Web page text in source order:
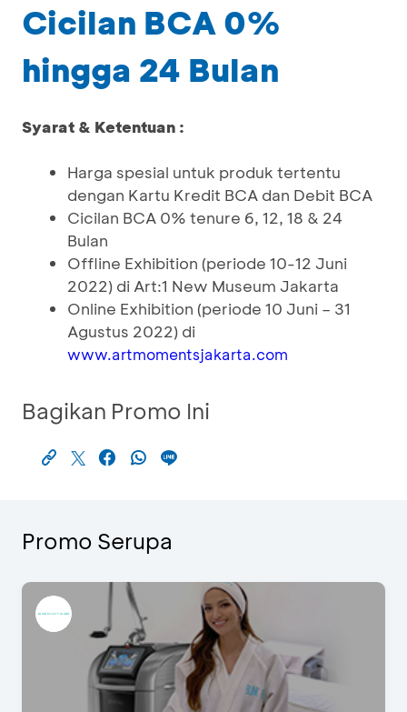
Cicilan BCA 0%
hingga 24 Bulan
Syarat & Ketentuan :
Harga spesial untuk produk tertentu
dengan Kartu Kredit BCA dan Debit BCA
Cicilan BCA 0% tenure 6, 12, 18 & 24
Bulan
Offline Exhibition (periode 10-12 Juni
2022) di Art:1 New Museum Jakarta
Online Exhibition (periode 10 Juni – 31
Agustus 2022) di
www.artmomentsjakarta.com
Bagikan Promo Ini
Promo Serupa